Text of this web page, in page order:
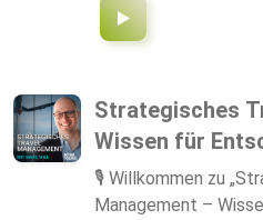
Strategisches
Wissen für
🎙 Willkommen zu
Management –